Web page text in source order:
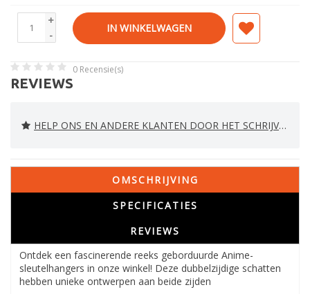
+
-
IN WINKELWAGEN
0 Recensie(s)
REVIEWS
HELP ONS EN ANDERE KLANTEN DOOR HET SCHRIJVEN VAN EEN REVIEW
OMSCHRIJVING
SPECIFICATIES
REVIEWS
Ontdek een fascinerende reeks geborduurde Anime-
sleutelhangers in onze winkel! Deze dubbelzijdige schatten
hebben unieke ontwerpen aan beide zijden